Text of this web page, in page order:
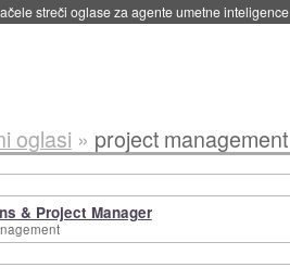
streči oglase za agente umetne inteligence
oglasi » project management
& Project Manager